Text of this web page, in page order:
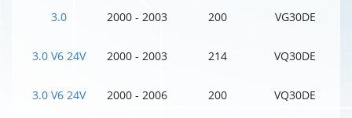
3.0 2000 - 2003 200 VG30DE
3.0 V6 24V 2000 - 2003 214 VQ30DE
3.0 V6 24V 2000 - 2006 200 VQ30DE